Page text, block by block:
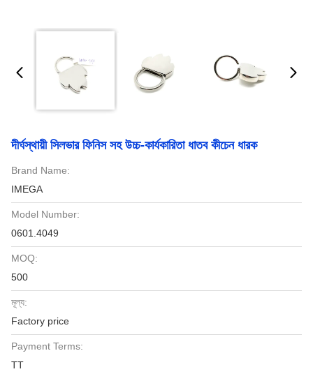
দীর্ঘস্থায়ী সিলভার ফিনিস সহ উচ্চ-কার্যকারিতা ধাতব কীচেন ধারক
Brand Name:
IMEGA
Model Number:
0601.4049
MOQ:
500
মূল্য:
Factory price
Payment Terms:
TT